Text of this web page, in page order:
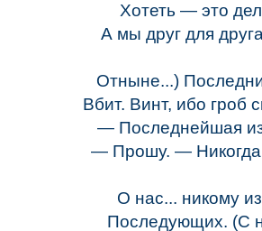
Хотеть — это
А мы друг для
Отныне...)
Вбит. Винт, ибо гроб
— Последнейшая
— Прошу. — Никогда
О нас... никому
Последующих. (С